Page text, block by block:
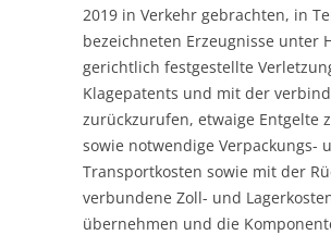
2019 in Verkehr gebrachten, in
bezeichneten Erzeugnisse unter
gerichtlich festgestellte
Klagepatents und mit der
zurückzurufen, etwaige Entgelte
sowie notwendige Verpackungs-
Transportkosten sowie mit der
verbundene Zoll- und
übernehmen und die